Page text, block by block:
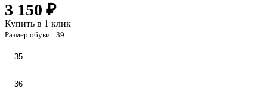
3 150 ₽
Купить в 1 клик
Размер обуви : 39
35
36